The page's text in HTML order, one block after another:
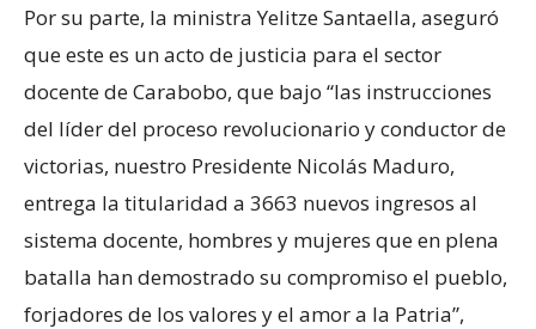
Por su parte, la ministra Yelitze Santaella, aseguró
que este es un acto de justicia para el sector
docente de Carabobo, que bajo “las instrucciones
del líder del proceso revolucionario y conductor de
victorias, nuestro Presidente Nicolás Maduro,
entrega la titularidad a 3663 nuevos ingresos al
sistema docente, hombres y mujeres que en plena
batalla han demostrado su compromiso el pueblo,
forjadores de los valores y el amor a la Patria”,